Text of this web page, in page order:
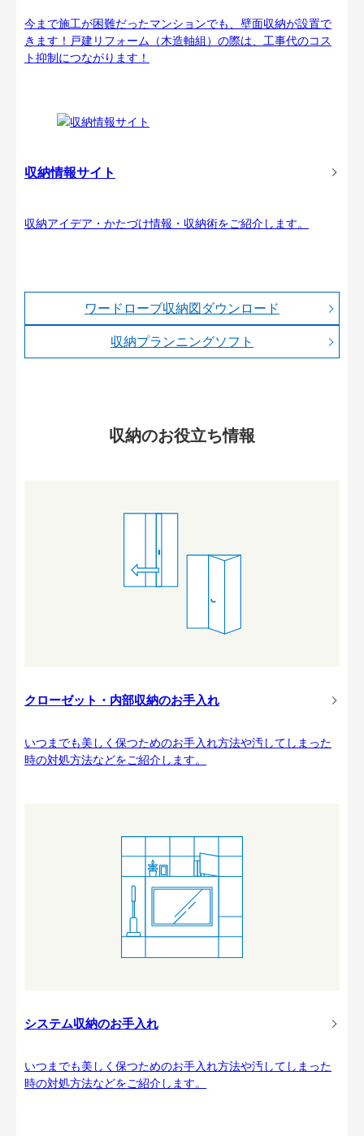
今まで施工が困難だったマンションでも、壁面収納が設置で
きます！戸建リフォーム（木造軸組）の際は、工事代のコス
ト抑制につながります！
収納情報サイト
収納アイデア・かたづけ情報・収納術をご紹介します。
ワードローブ収納図ダウンロード
収納プランニングソフト
収納のお役立ち情報
クローゼット・内部収納のお手入れ
いつまでも美しく保つためのお手入れ方法や汚してしまった
時の対処方法などをご紹介します。
システム収納のお手入れ
いつまでも美しく保つためのお手入れ方法や汚してしまった
時の対処方法などをご紹介します。